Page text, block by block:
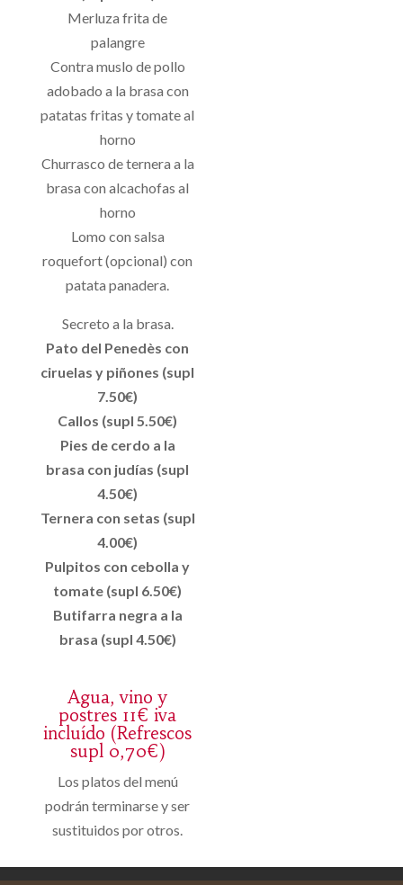
Merluza frita de
palangre
Contra muslo de pollo
adobado a la brasa con
patatas fritas y tomate al
horno
Churrasco de ternera a la
brasa con alcachofas al
horno
Lomo con salsa
roquefort (opcional) con
patata panadera.
Secreto a la brasa.
Pato del Penedès con
ciruelas y piñones (supl
7.50€)
Callos (supl 5.50€)
Pies de cerdo a la
brasa con judías (supl
4.50€)
Ternera con setas (supl
4.00€)
Pulpitos con cebolla y
tomate (supl 6.50€)
Butifarra negra a la
brasa (supl 4.50€)
Agua, vino y
postres 11€ iva
incluído (Refrescos
supl 0,70€)
Los platos del menú
podrán terminarse y ser
sustituidos por otros.